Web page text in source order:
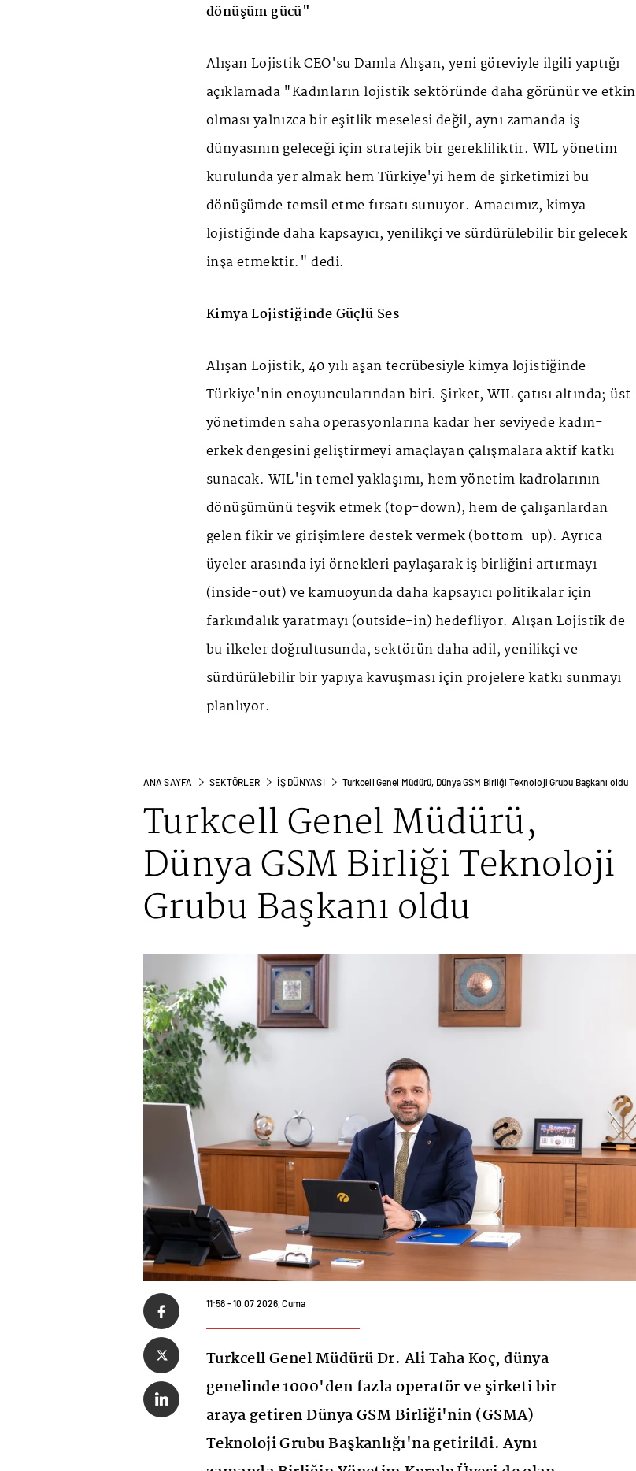
dönüşüm gücü"
Alışan Lojistik CEO'su Damla Alışan, yeni göreviyle ilgili yaptığı
açıklamada "Kadınların lojistik sektöründe daha görünür ve etkin
olması yalnızca bir eşitlik meselesi değil, aynı zamanda iş
dünyasının geleceği için stratejik bir gerekliliktir. WIL yönetim
kurulunda yer almak hem Türkiye'yi hem de şirketimizi bu
dönüşümde temsil etme fırsatı sunuyor. Amacımız, kimya
lojistiğinde daha kapsayıcı, yenilikçi ve sürdürülebilir bir gelecek
inşa etmektir." dedi.
Kimya Lojistiğinde Güçlü Ses
Alışan Lojistik, 40 yılı aşan tecrübesiyle kimya lojistiğinde
Türkiye'nin enoyuncularından biri. Şirket, WIL çatısı altında; üst
yönetimden saha operasyonlarına kadar her seviyede kadın-
erkek dengesini geliştirmeyi amaçlayan çalışmalara aktif katkı
sunacak. WIL'in temel yaklaşımı, hem yönetim kadrolarının
dönüşümünü teşvik etmek (top-down), hem de çalışanlardan
gelen fikir ve girişimlere destek vermek (bottom-up). Ayrıca
üyeler arasında iyi örnekleri paylaşarak iş birliğini artırmayı
(inside-out) ve kamuoyunda daha kapsayıcı politikalar için
farkındalık yaratmayı (outside-in) hedefliyor. Alışan Lojistik de
bu ilkeler doğrultusunda, sektörün daha adil, yenilikçi ve
sürdürülebilir bir yapıya kavuşması için projelere katkı sunmayı
planlıyor.
ANA SAYFA SEKTÖRLER İŞ DÜNYASI Turkcell Genel Müdürü, Dünya GSM Birliği Teknoloji Grubu Başkanı oldu
Turkcell Genel Müdürü,
Dünya GSM Birliği Teknoloji
Grubu Başkanı oldu
11:58 - 10.07.2026, Cuma
Turkcell Genel Müdürü Dr. Ali Taha Koç, dünya
genelinde 1000'den fazla operatör ve şirketi bir
araya getiren Dünya GSM Birliği'nin (GSMA)
Teknoloji Grubu Başkanlığı'na getirildi. Aynı